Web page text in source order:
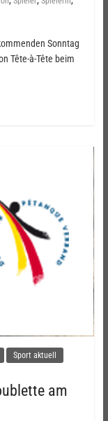
Sonntag
Tête-à-Tête beim
Sport aktuell
am